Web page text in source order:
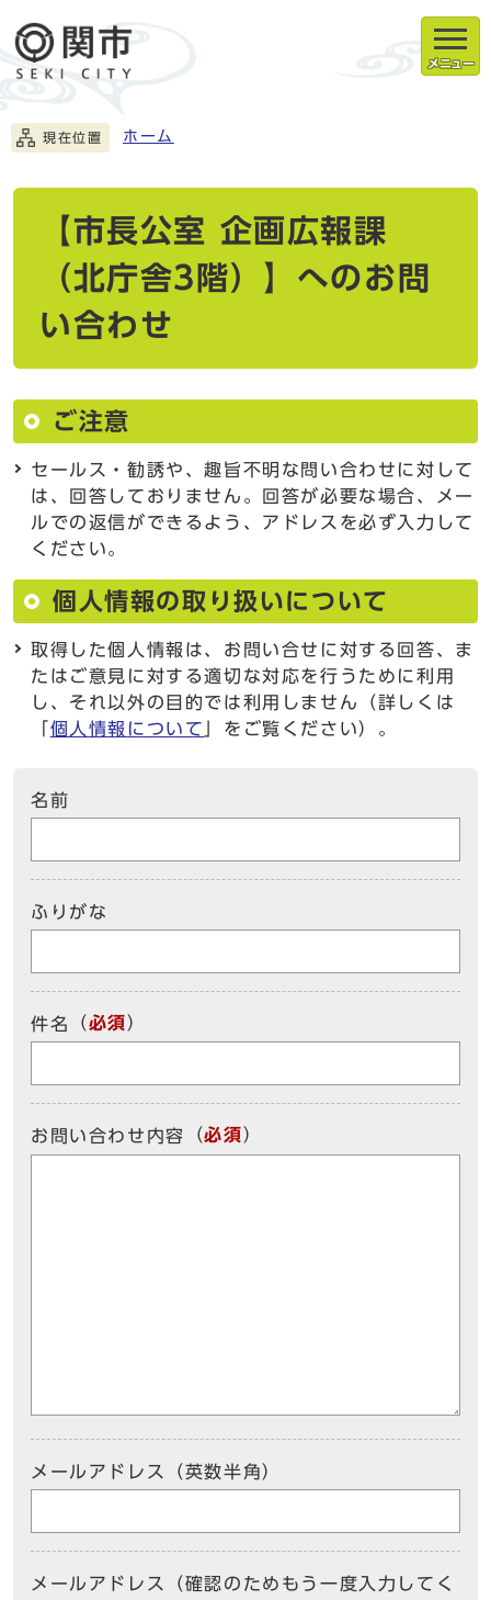
メニュー
現在位置 ホーム
【市長公室 企画広報課
（北庁舎3階）】へのお問
い合わせ
ご注意
セールス・勧誘や、趣旨不明な問い合わせに対して
は、回答しておりません。回答が必要な場合、メー
ルでの返信ができるよう、アドレスを必ず入力して
ください。
個人情報の取り扱いについて
取得した個人情報は、お問い合せに対する回答、ま
たはご意見に対する適切な対応を行うために利用
し、それ以外の目的では利用しません（詳しくは
「個人情報について 」をご覧ください）。
名前
ふりがな
件名 （必須）
お問い合わせ内容 （必須）
メールアドレス（英数半角）
メールアドレス（確認のためもう一度入力してく